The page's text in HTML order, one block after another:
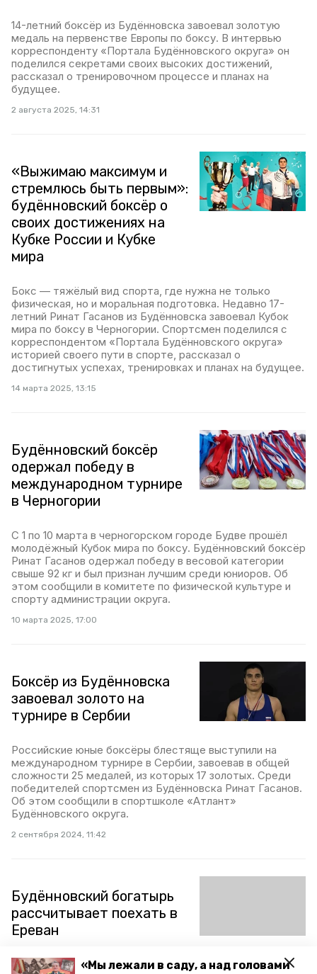
«Мы лежали в саду, а над головами
14-летний боксёр из Будённовска завоевал золотую
медаль на первенстве Европы по боксу. В интервью
корреспонденту «Портала Будённовского округа» он
поделился секретами своих высоких достижений,
рассказал о тренировочном процессе и планах на
будущее.
2 августа 2025, 14:31
«Выжимаю максимум и
стремлюсь быть первым»:
будённовский боксёр о
своих достижениях на
Кубке России и Кубке
мира
Бокс — тяжёлый вид спорта, где нужна не только
физическая, но и моральная подготовка. Недавно 17-
летний Ринат Гасанов из Будённовска завоевал Кубок
мира по боксу в Черногории. Спортсмен поделился с
корреспондентом «Портала Будённовского округа»
историей своего пути в спорте, рассказал о
достигнутых успехах, тренировках и планах на будущее.
14 марта 2025, 13:15
Будённовский боксёр
одержал победу в
международном турнире
в Черногории
С 1 по 10 марта в черногорском городе Будве прошёл
молодёжный Кубок мира по боксу. Будённовский боксёр
Ринат Гасанов одержал победу в весовой категории
свыше 92 кг и был признан лучшим среди юниоров. Об
этом сообщили в комитете по физической культуре и
спорту администрации округа.
10 марта 2025, 17:00
Боксёр из Будённовска
завоевал золото на
турнире в Сербии
Российские юные боксёры блестяще выступили на
международном турнире в Сербии, завоевав в общей
сложности 25 медалей, из которых 17 золотых. Среди
победителей спортсмен из Будённовска Ринат Гасанов.
Об этом сообщили в спортшколе «Атлант»
Будённовского округа.
2 сентября 2024, 11:42
Будённовский богатырь
рассчитывает поехать в
Ереван
Ставропольский боксёр Алексей Дронов после